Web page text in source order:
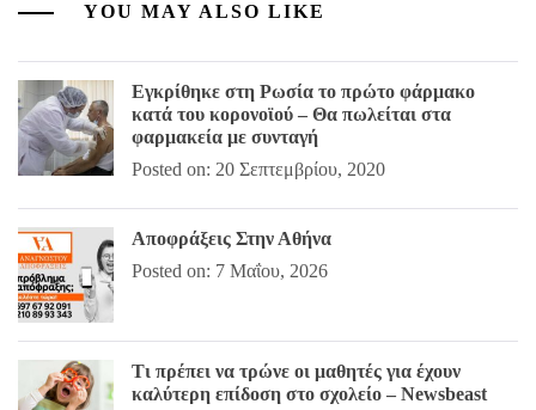
YOU MAY ALSO LIKE
Εγκρίθηκε στη Ρωσία το πρώτο φάρμακο
κατά του κορονοϊού – Θα πωλείται στα
φαρμακεία με συνταγή
Posted on: 20 Σεπτεμβρίου, 2020
Αποφράξεις Στην Αθήνα
Posted on: 7 Μαΐου, 2026
Τι πρέπει να τρώνε οι μαθητές για έχουν
καλύτερη επίδοση στο σχολείο – Newsbeast